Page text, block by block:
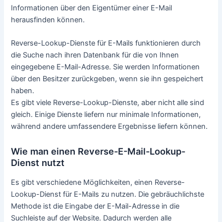
Die E-Mail ist in der Moderne zu einem der wichtigsten
Nachricht an einen Freund oder Kollegen senden oder
versuchen, mit einem Unternehmen in Kontakt zu treten,
die Wahrscheinlichkeit ist groß, dass Sie E-Mail verwenden
müssen.
Manchmal kann es schwierig sein, die E-Mail-Adresse
eines Menschen zu finden. Wenn Sie nicht über sie fragen
sich vielleicht, wie Sie die Kontaktdaten finden können.
Person zu finden. In diesem Artikel sehen wir uns an, wie
man den Besitzer einer E-Mail-Adresse mithilfe eines
Social-Media-Seiten herausfinden kann.
Was ist ein Reverse-Lookup für Emails?